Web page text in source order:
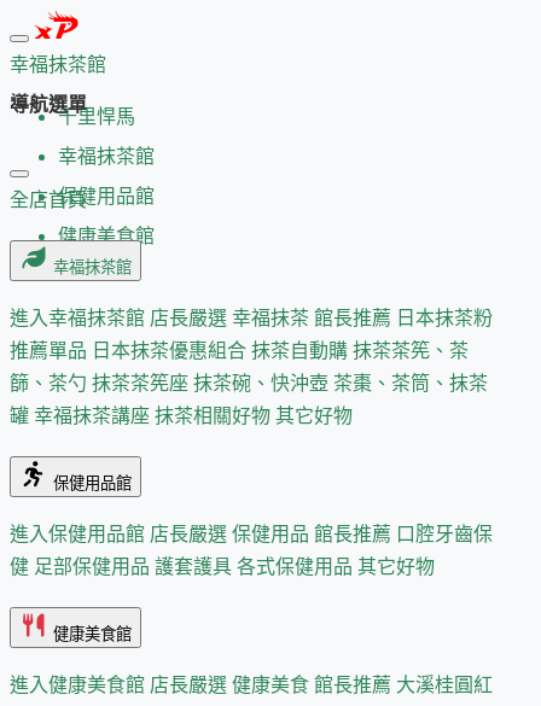
幸福抹茶館
千里悍馬
幸福抹茶館
保健用品館
健康美食館
導航選單
全店首頁
幸福抹茶館
進入幸福抹茶館 店長嚴選 幸福抹茶 館長推薦 日本抹茶粉
推薦單品 日本抹茶優惠組合 抹茶自動購 抹茶茶筅、茶
篩、茶勺 抹茶茶筅座 抹茶碗、快沖壺 茶棗、茶筒、抹茶
罐 幸福抹茶講座 抹茶相關好物 其它好物
保健用品館
進入保健用品館 店長嚴選 保健用品 館長推薦 口腔牙齒保
健 足部保健用品 護套護具 各式保健用品 其它好物
健康美食館
進入健康美食館 店長嚴選 健康美食 館長推薦 大溪桂圓紅